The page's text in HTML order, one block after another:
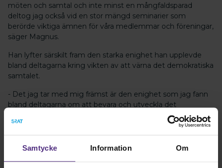
Samtycke Information Om
möten och samtal och inte minst en mångfaldsparad
deltog jag också vid en stor mängd seminarier som
berörde viktiga ämnen för våra medlemmar och föreningar,
säger Magnus.
Han lyfter särskilt fram den starka enighet han upplevde
bland deltagarna kring vikten av att värna det demokratiska
samtalet.
- Det jag tar med mig främst är den enighet som jag fann
bland deltagarna om att bevara och utveckla det
demokratiska samtalet. Detta för att skapa den tillit som
gör att vi känner tillförsikt och hopp snarare än rädsla inför
de omvälvningar och förändringar vi ser i vår omvärld och i
vår framtid.